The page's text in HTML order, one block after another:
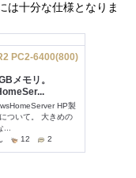
は十分な仕様となりま